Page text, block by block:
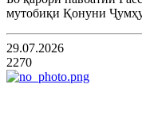
мутобиқи Қонуни
29.07.2026
2270